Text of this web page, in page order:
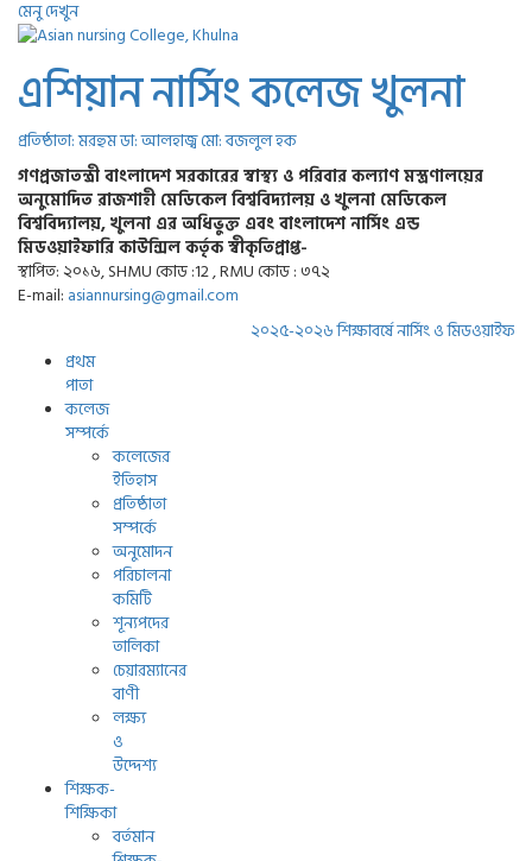
মেনু দেখুন
এশিয়ান নার্সিং কলেজ খুলনা
প্রতিষ্ঠাতা: মরহুম ডা: আলহাজ্ব মো: বজলুল হক
গণপ্রজাতন্ত্রী বাংলাদেশ সরকারের স্বাস্থ্য ও পরিবার কল্যাণ মস্ত্রণালয়ের
অনুমোদিত রাজশাহী মেডিকেল বিশ্ববিদ্যালয় ও খুলনা মেডিকেল
বিশ্ববিদ্যালয়, খুলনা এর অধিভুক্ত এবং বাংলাদেশ নার্সিং এন্ড
মিডওয়াইফারি কাউন্সিল কর্তৃক স্বীকৃতিপ্রাপ্ত-
স্থাপিত: ২০১৬, SHMU কোড :12 , RMU কোড : ৩৭২
E-mail: asiannursing@gmail.com
২০২৫-২০২৬ শিক্ষাবর্ষে নার্সিং ও
প্রথম
পাতা
কলেজ
সম্পর্কে
কলেজের
ইতিহাস
প্রতিষ্ঠাতা
সম্পর্কে
অনুমোদন
পরিচালনা
কমিটি
শূন্যপদের
তালিকা
চেয়ারম্যানের
বাণী
লক্ষ্য
ও
উদ্দেশ্য
শিক্ষক-
শিক্ষিকা
বর্তমান